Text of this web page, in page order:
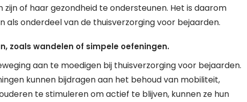
of haar gezondheid te ondersteunen. Het is daarom
onderdeel van de thuisverzorging voor bejaarden.
zoals wandelen of simpele oefeningen.
aan te moedigen bij thuisverzorging voor bejaarden.
kunnen bijdragen aan het behoud van mobiliteit,
te stimuleren om actief te blijven, kunnen ze hun